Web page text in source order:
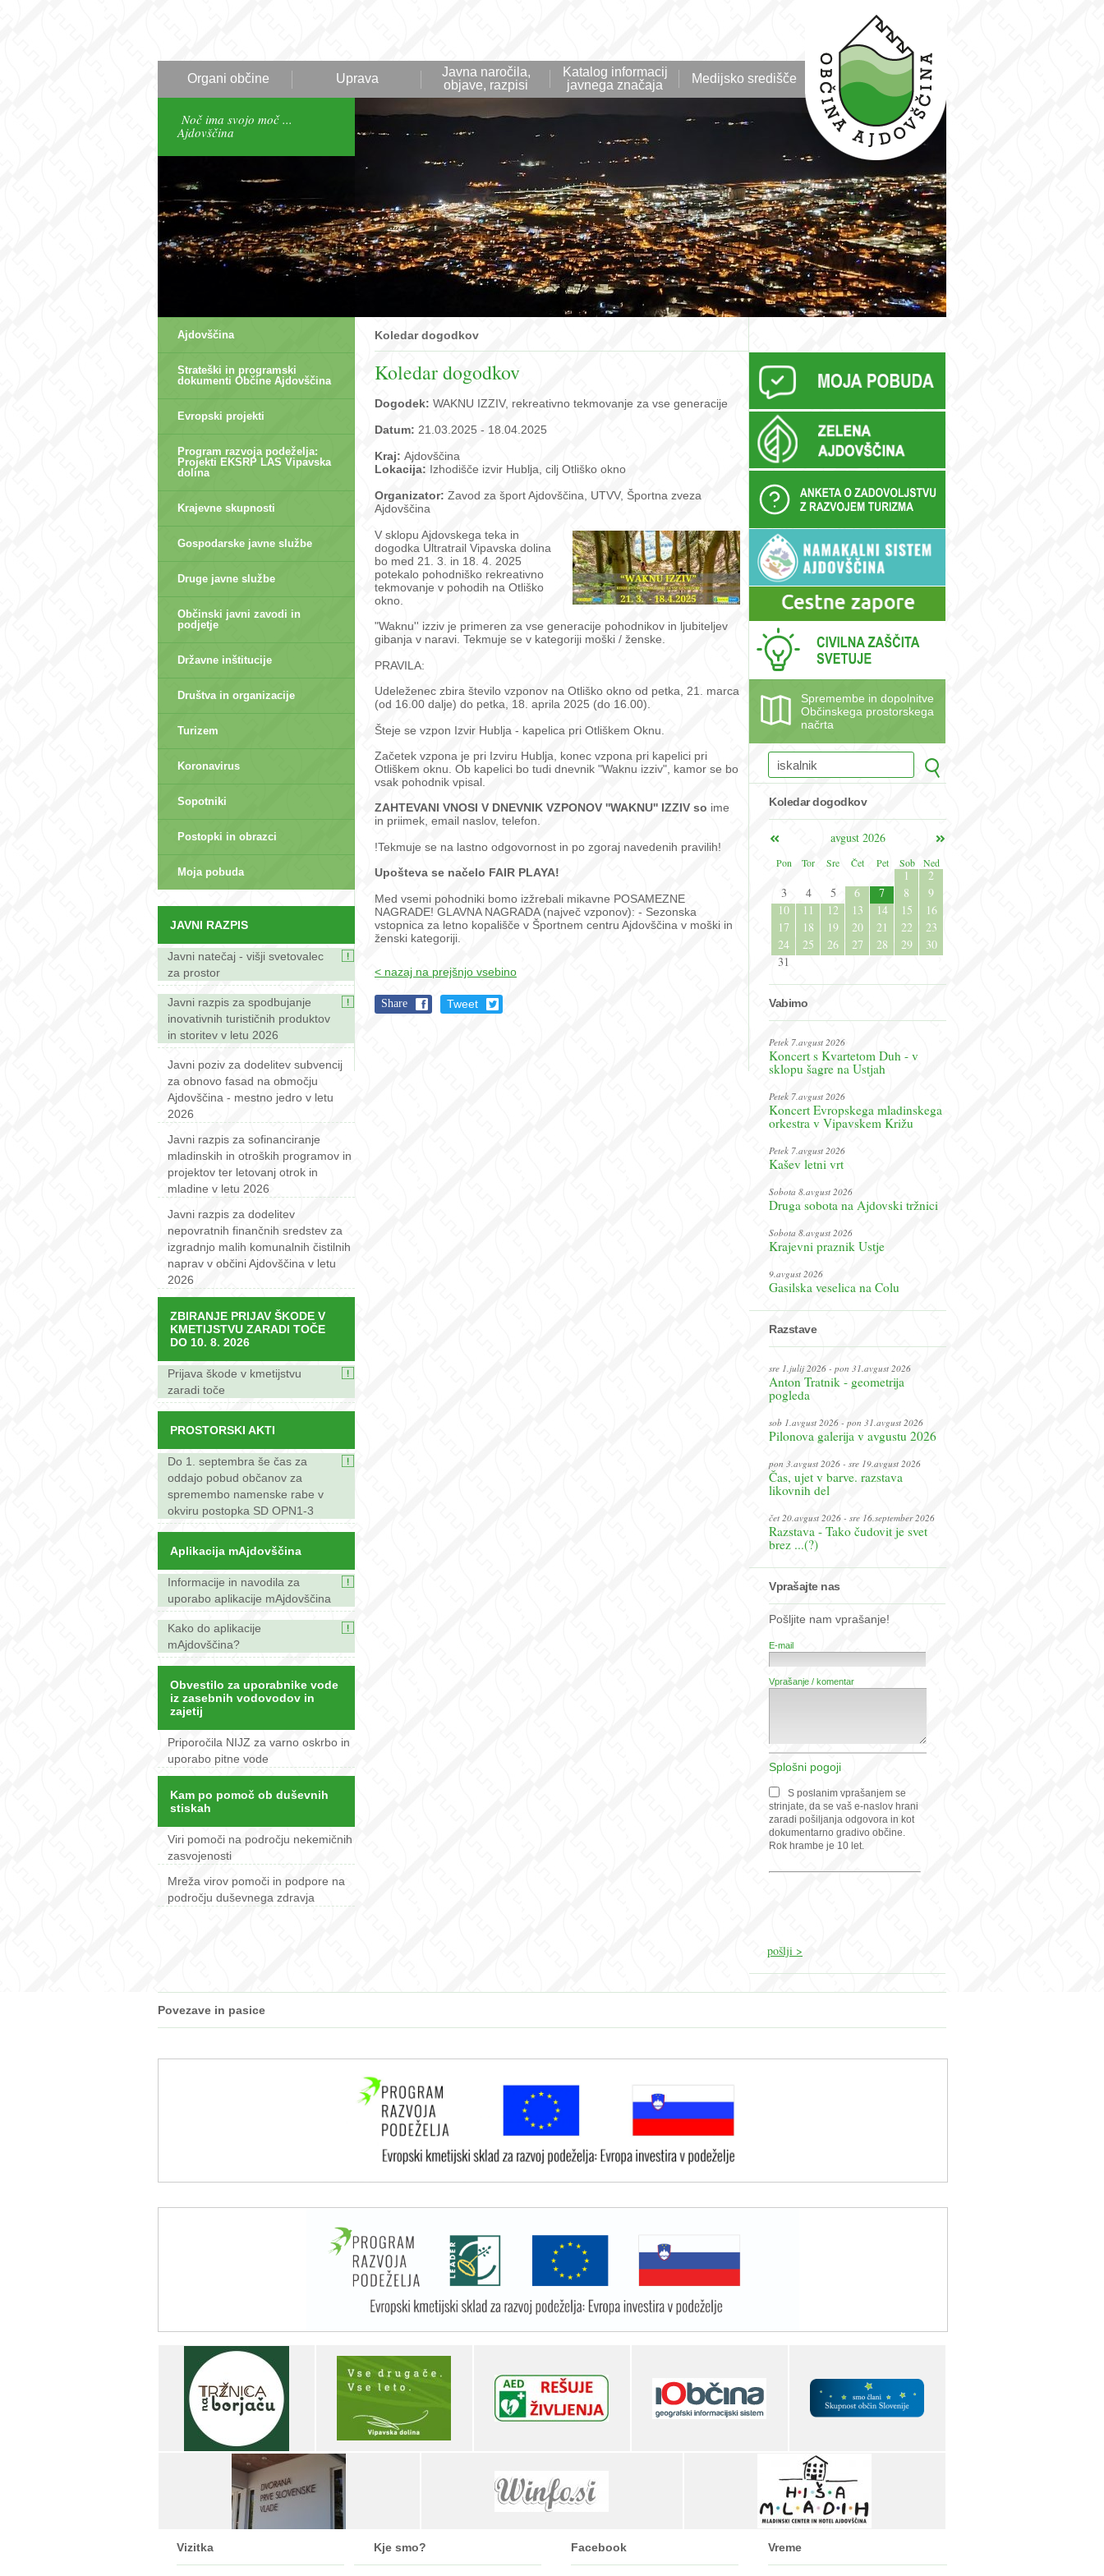
Organi občine Uprava
Javna naročila,
objave, razpisi
Katalog informacij
javnega značaja
Medijsko središče
Noč ima svojo moč ...
Ajdovščina
Ajdovščina
Strateški in programski
dokumenti Občine Ajdovščina
Evropski projekti
Program razvoja podeželja:
Projekti EKSRP LAS Vipavska
dolina
Krajevne skupnosti
Gospodarske javne službe
Druge javne službe
Občinski javni zavodi in
podjetje
Državne inštitucije
Društva in organizacije
Turizem
Koronavirus
Sopotniki
Postopki in obrazci
Moja pobuda
JAVNI RAZPIS
Javni natečaj - višji svetovalec
za prostor
Javni razpis za spodbujanje
inovativnih turističnih produktov
in storitev v letu 2026
Javni poziv za dodelitev subvencij
za obnovo fasad na območju
Ajdovščina - mestno jedro v letu
2026
Javni razpis za sofinanciranje
mladinskih in otroških programov in
projektov ter letovanj otrok in
mladine v letu 2026
Javni razpis za dodelitev
nepovratnih finančnih sredstev za
izgradnjo malih komunalnih čistilnih
naprav v občini Ajdovščina v letu
2026
ZBIRANJE PRIJAV ŠKODE V
KMETIJSTVU ZARADI TOČE
DO 10. 8. 2026
Prijava škode v kmetijstvu
zaradi toče
PROSTORSKI AKTI
Do 1. septembra še čas za
oddajo pobud občanov za
spremembo namenske rabe v
okviru postopka SD OPN1-3
Aplikacija mAjdovščina
Informacije in navodila za
uporabo aplikacije mAjdovščina
Kako do aplikacije
mAjdovščina?
Obvestilo za uporabnike vode
iz zasebnih vodovodov in
zajetij
Priporočila NIJZ za varno oskrbo in
uporabo pitne vode
Kam po pomoč ob duševnih
stiskah
Viri pomoči na področju nekemičnih
zasvojenosti
Mreža virov pomoči in podpore na
področju duševnega zdravja
Koledar dogodkov
Koledar dogodkov
Dogodek: WAKNU IZZIV, rekreativno tekmovanje za vse generacije
Datum: 21.03.2025 - 18.04.2025
Kraj: Ajdovščina
Lokacija: Izhodišče izvir Hublja, cilj Otliško okno
Organizator: Zavod za šport Ajdovščina, UTVV, Športna zveza
Ajdovščina
V sklopu Ajdovskega teka in
dogodka Ultratrail Vipavska dolina
bo med 21. 3. in 18. 4. 2025
potekalo pohodniško rekreativno
tekmovanje v pohodih na Otliško
okno.
"Waknu'' izziv je primeren za vse generacije pohodnikov in ljubiteljev
gibanja v naravi. Tekmuje se v kategoriji moški / ženske.
PRAVILA:
Udeleženec zbira število vzponov na Otliško okno od petka, 21. marca
(od 16.00 dalje) do petka, 18. aprila 2025 (do 16.00).
Šteje se vzpon Izvir Hublja - kapelica pri Otliškem Oknu.
Začetek vzpona je pri Izviru Hublja, konec vzpona pri kapelici pri
Otliškem oknu. Ob kapelici bo tudi dnevnik "Waknu izziv", kamor se bo
vsak pohodnik vpisal.
ZAHTEVANI VNOSI V DNEVNIK VZPONOV ''WAKNU'' IZZIV so ime
in priimek, email naslov, telefon.
!Tekmuje se na lastno odgovornost in po zgoraj navedenih pravilih!
Upošteva se načelo FAIR PLAYA!
Med vsemi pohodniki bomo izžrebali mikavne POSAMEZNE
NAGRADE! GLAVNA NAGRADA (največ vzponov): - Sezonska
vstopnica za letno kopališče v Športnem centru Ajdovščina v moški in
ženski kategoriji.
< nazaj na prejšnjo vsebino
Share Tweet
Spremembe in dopolnitve
Občinskega prostorskega
načrta
Koledar dogodkov
avgust 2026
Pon
Tor Sre Čet Pet Sob Ned
1
2
3
4 5 6 7 8
9
10
11 12 13 14 15
16
17
18 19 20 21 22
23
24
25 26 27 28 29
30
31
Vabimo
Petek 7.avgust 2026
Koncert s Kvartetom Duh - v
sklopu šagre na Ustjah
Petek 7.avgust 2026
Koncert Evropskega mladinskega
orkestra v Vipavskem Križu
Petek 7.avgust 2026
Kašev letni vrt
Sobota 8.avgust 2026
Druga sobota na Ajdovski tržnici
Sobota 8.avgust 2026
Krajevni praznik Ustje
9.avgust 2026
Gasilska veselica na Colu
Razstave
sre 1.julij 2026 - pon 31.avgust 2026
Anton Tratnik - geometrija
pogleda
sob 1.avgust 2026 - pon 31.avgust 2026
Pilonova galerija v avgustu 2026
pon 3.avgust 2026 - sre 19.avgust 2026
Čas, ujet v barve. razstava
likovnih del
čet 20.avgust 2026 - sre 16.september 2026
Razstava - Tako čudovit je svet
brez ...(?)
Vprašajte nas
Pošljite nam vprašanje!
E-mail
Vprašanje / komentar
Splošni pogoji
S poslanim vprašanjem se
strinjate, da se vaš e-naslov hrani
zaradi pošiljanja odgovora in kot
dokumentarno gradivo občine.
Rok hrambe je 10 let.
Povezave in pasice
Vizitka Kje smo? Facebook Vreme